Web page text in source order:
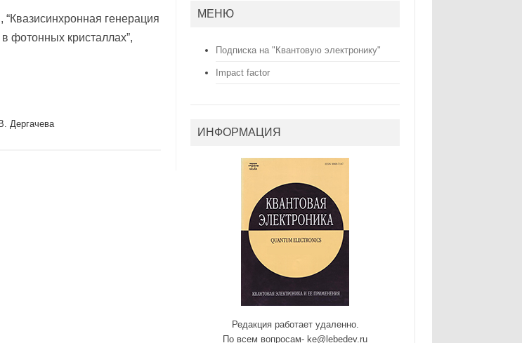
генерация
фотонных кристаллах”,
Дергачева
МЕНЮ
Подписка на "Квантовую электронику"
Impact factor
ИНФОРМАЦИЯ
Редакция работает удаленно.
По всем вопросам- ke@lebedev.ru